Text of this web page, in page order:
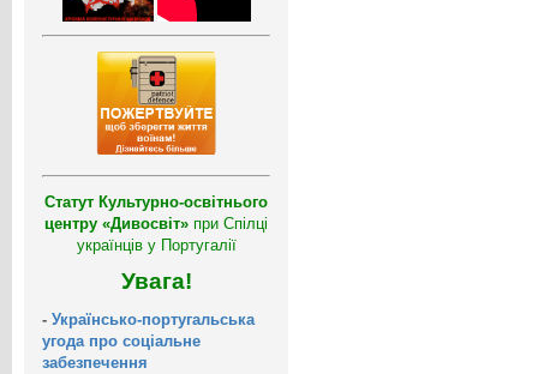
Статут Культурно-освітнього
центру «Дивосвіт» при Спілці
українців у Португалії
Увага!
- Українсько-португальська
угода про соціальне
забезпечення